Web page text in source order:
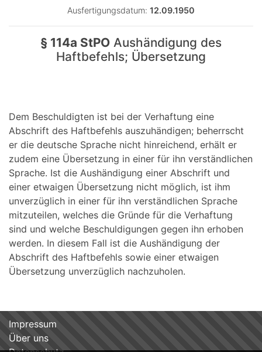
Ausfertigungsdatum: 12.09.1950
§ 114a StPO Aushändigung des
Haftbefehls; Übersetzung
Dem Beschuldigten ist bei der Verhaftung eine
Abschrift des Haftbefehls auszuhändigen; beherrscht
er die deutsche Sprache nicht hinreichend, erhält er
zudem eine Übersetzung in einer für ihn verständlichen
Sprache. Ist die Aushändigung einer Abschrift und
einer etwaigen Übersetzung nicht möglich, ist ihm
unverzüglich in einer für ihn verständlichen Sprache
mitzuteilen, welches die Gründe für die Verhaftung
sind und welche Beschuldigungen gegen ihn erhoben
werden. In diesem Fall ist die Aushändigung der
Abschrift des Haftbefehls sowie einer etwaigen
Übersetzung unverzüglich nachzuholen.
Impressum
Über uns